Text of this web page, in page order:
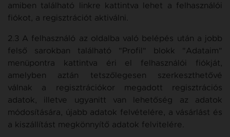
amiben található linkre kattintva lehet a felhasználói
fiókot, a regisztrációt aktiválni.
2.3 A felhasználó az oldalba való belépés után a jobb
felső sarokban található "Profil" blokk "Adataim"
menüpontra kattintva éri el felhasználói fiókját,
amelyben aztán tetszőlegesen szerkeszthetővé
válnak a regisztrációkor megadott regisztrációs
adatok, illetve ugyanitt van lehetőség az adatok
módosítására, újabb adatok felvételére, a vásárlást és
a kiszállítást megkönnyítő adatok felvitelére.